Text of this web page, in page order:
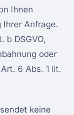
Ihnen
Ihrer Anfrage.
b DSGVO,
oder
6 Abs. 1 lit.
keine